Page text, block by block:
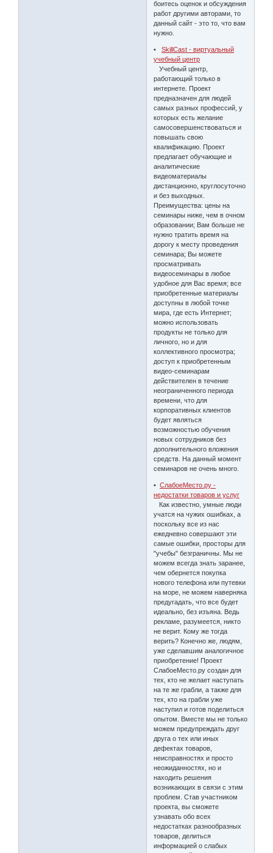
боитесь оценок и обсуждения
работ другими авторами, то
данный сайт - это то, что вам
нужно.
•SkillCast - виртуальный
учебный центр
Учебный центр,
работающий только в
интернете. Проект
предназначен для людей
самых разных профессий, у
которых есть желание
самосовершенствоваться и
повышать свою
квалификацию. Проект
предлагает обучающие и
аналитические
видеоматериалы
дистанционно, круглосуточно
и без выходных.
Преимущества: цены на
семинары ниже, чем в очном
образовании; Вам больше не
нужно тратить время на
дорогу к месту проведения
семинара; Вы можете
просматривать
видеосеминары в любое
удобное для Вас время; все
приобретенные материалы
доступны в любой точке
мира, где есть Интернет;
можно использовать
продукты не только для
личного, но и для
коллективного просмотра;
доступ к приобретенным
видео-семинарам
действителен в течение
неограниченного периода
времени, что для
корпоративных клиентов
будет являться
возможностью обучения
новых сотрудников без
дополнительного вложения
средств. На данный момент
семинаров не очень много.
•СлабоеМесто.ру -
недостатки товаров и услуг
Как известно, умные люди
учатся на чужих ошибках, а
поскольку все из нас
ежедневно совершают эти
самые ошибки, просторы для
"учебы" безграничны. Мы не
можем всегда знать заранее,
чем обернется покупка
нового телефона или путевки
на море, не можем наверняка
предугадать, что все будет
идеально, без изъяна. Ведь
рекламе, разумеется, никто
не верит. Кому же тогда
верить? Конечно же, людям,
уже сделавшим аналогичное
приобретение! Проект
СлабоеМесто.ру создан для
тех, кто не желает наступать
на те же грабли, а также для
тех, кто на грабли уже
наступил и готов поделиться
опытом. Вместе мы не только
можем предупреждать друг
друга о тех или иных
дефектах товаров,
неисправностях и просто
неожиданностях, но и
находить решения
возникающих в связи с этим
проблем. Став участником
проекта, вы сможете
узнавать обо всех
недостатках разнообразных
товаров, делиться
информацией о слабых